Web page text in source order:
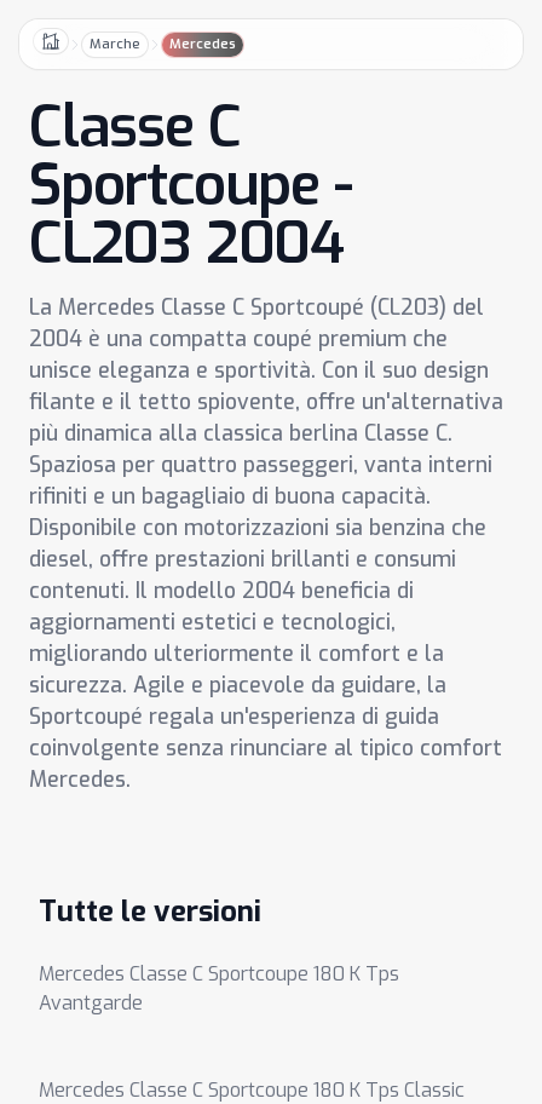
HomeMarche Mercedes
Classe C
Sportcoupe -
CL203 2004
La Mercedes Classe C Sportcoupé (CL203) del
2004 è una compatta coupé premium che
unisce eleganza e sportività. Con il suo design
filante e il tetto spiovente, offre un'alternativa
più dinamica alla classica berlina Classe C.
Spaziosa per quattro passeggeri, vanta interni
rifiniti e un bagagliaio di buona capacità.
Disponibile con motorizzazioni sia benzina che
diesel, offre prestazioni brillanti e consumi
contenuti. Il modello 2004 beneficia di
aggiornamenti estetici e tecnologici,
migliorando ulteriormente il comfort e la
sicurezza. Agile e piacevole da guidare, la
Sportcoupé regala un'esperienza di guida
coinvolgente senza rinunciare al tipico comfort
Mercedes.
Tutte le versioni
Mercedes Classe C Sportcoupe 180 K Tps
Avantgarde
Mercedes Classe C Sportcoupe 180 K Tps Classic